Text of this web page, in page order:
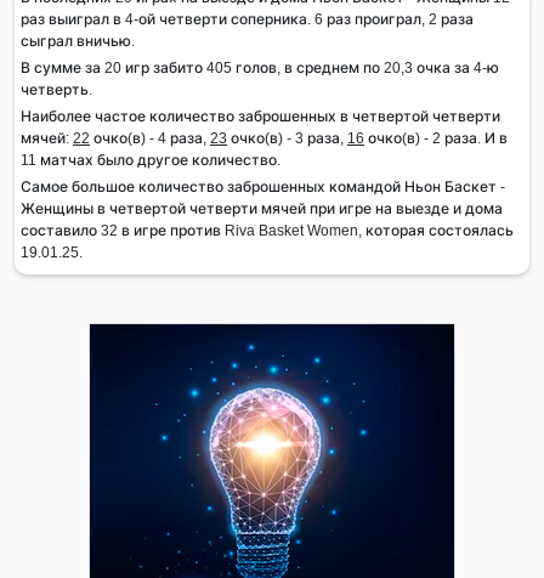
раз выиграл в 4-ой четверти соперника. 6 раз проиграл, 2 раза
сыграл вничью.
В сумме за 20 игр забито 405 голов, в среднем по 20,3 очка за 4-ю
четверть.
Наиболее частое количество заброшенных в четвертой четверти
мячей: 22 очко(в) - 4 раза, 23 очко(в) - 3 раза, 16 очко(в) - 2 раза. И в
11 матчах было другое количество.
Самое большое количество заброшенных командой Ньон Баскет -
Женщины в четвертой четверти мячей при игре на выезде и дома
составило 32 в игре против Riva Basket Women, которая состоялась
19.01.25.